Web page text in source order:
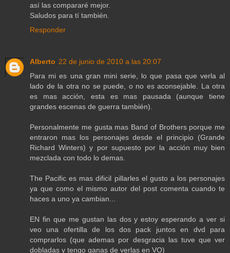
así las compararé mejor.
Saludos para tí también.
Responder
Alberto 22 de junio de 2010 a las 20:07
Para mi es una gran mini serie, lo que pasa que verla al
lado de la otra no se puede, o no es aconsejable. La otra
es mas acción, esta es mas pausada (aunque tiene
grandes escenas de guerra también).
Personalmente me gusta mas Band of Brothers porque me
entraron mas los personajes desde el principio (Grande
Richard Winters) y por supuesto por la acción muy bien
mezclada con todo lo demas.
The Pacific es mas dificil pillarles el gusto a los personajes
ya que como el mismo autor del post comenta cuando te
haces a uno ya cambian...
EN fin que me gustan las dos y estoy esperando a ver si
veo una ofertilla de los dos pack juntos en dvd para
comprarlos (que ademas por desgracia las tuve que ver
dobladas y tengo ganas de verlas en VO)